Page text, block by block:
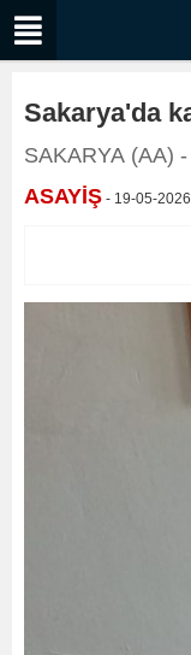
Sakarya'da
SAKARYA (AA) -
ASAYİŞ - 19-05-